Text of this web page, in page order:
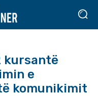
kursantë
e
komunikimit